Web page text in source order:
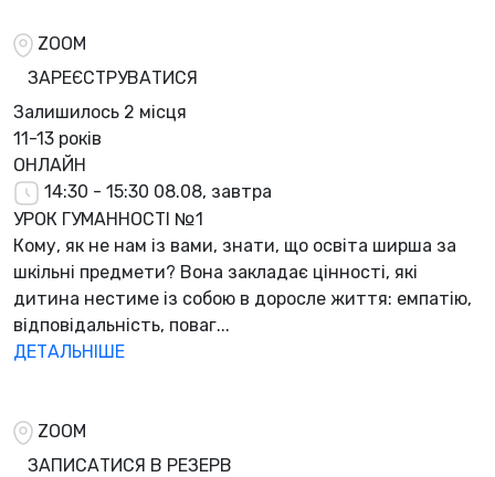
ZOOM
ЗАРЕЄСТРУВАТИСЯ
Залишилось 2 місця
11-13 років
ОНЛАЙН
14:30 - 15:30 08.08, завтра
УРОК ГУМАННОСТІ №1
Кому, як не нам із вами, знати, що освіта ширша за
шкільні предмети? Вона закладає цінності, які
дитина нестиме із собою в доросле життя: емпатію,
відповідальність, поваг...
ДЕТАЛЬНІШЕ
ZOOM
ЗАПИСАТИСЯ В РЕЗЕРВ